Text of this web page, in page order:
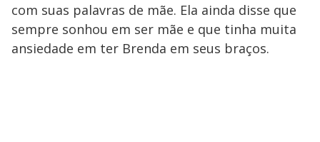
com suas palavras de mãe. Ela ainda disse que
sempre sonhou em ser mãe e que tinha muita
ansiedade em ter Brenda em seus braços.